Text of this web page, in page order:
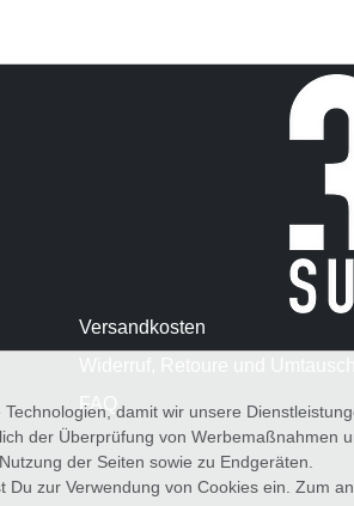
Versandkosten
FAQ damit wir unsere
der Überprüfung von Werbemaßnahmen
der Seiten sowie zu Endgeräten.
Du zur Verwendung von Cookies ein. Zum